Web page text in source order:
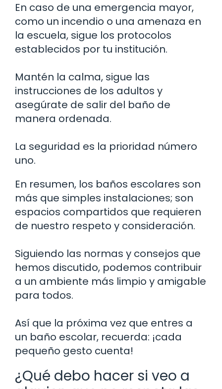
En caso de una emergencia mayor,
como un incendio o una amenaza en
la escuela, sigue los protocolos
establecidos por tu institución.
Mantén la calma, sigue las
instrucciones de los adultos y
asegúrate de salir del baño de
manera ordenada.
La seguridad es la prioridad número
uno.
En resumen, los baños escolares son
más que simples instalaciones; son
espacios compartidos que requieren
de nuestro respeto y consideración.
Siguiendo las normas y consejos que
hemos discutido, podemos contribuir
a un ambiente más limpio y amigable
para todos.
Así que la próxima vez que entres a
un baño escolar, recuerda: ¡cada
pequeño gesto cuenta!
¿Qué debo hacer si veo a